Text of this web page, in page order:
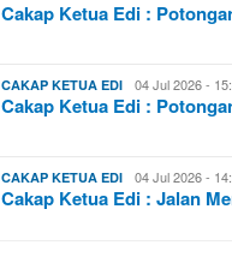
Cakap Ketua Edi :
CAKAP KETUA EDI 04 Jul 2026 -
Cakap Ketua Edi :
CAKAP KETUA EDI 04 Jul 2026 -
Cakap Ketua Edi : Jalan